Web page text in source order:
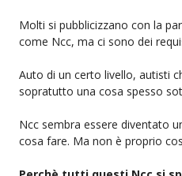
Molti si pubblicizzano con la
come Ncc, ma ci sono dei
Auto di un certo livello, autisti
sopratutto una cosa spesso
Ncc sembra essere diventato
cosa fare. Ma non è proprio